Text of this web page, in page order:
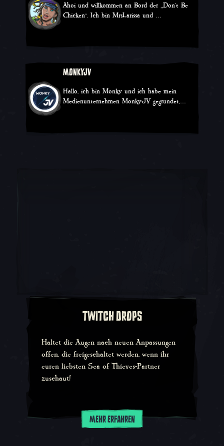
Ahoi und willkommen an Bord der „Don't Be
Chicken“. Ich bin MrsLarissa und …
MONKYJV
Hallo, ich bin Monky und ich habe mein
Medienunternehmen MonkyJV gegründet,…
TWITCH DROPS
Haltet die Augen nach neuen Anpassungen
offen, die freigeschaltet werden, wenn ihr
euren liebsten Sea of Thieves-Partner
zuschaut!
MEHR ERFAHREN